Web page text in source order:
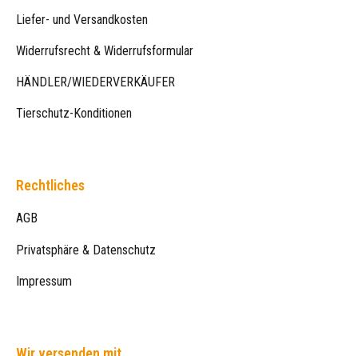
Liefer- und Versandkosten
Widerrufsrecht & Widerrufsformular
HÄNDLER/WIEDERVERKÄUFER
Tierschutz-Konditionen
Rechtliches
AGB
Privatsphäre & Datenschutz
Impressum